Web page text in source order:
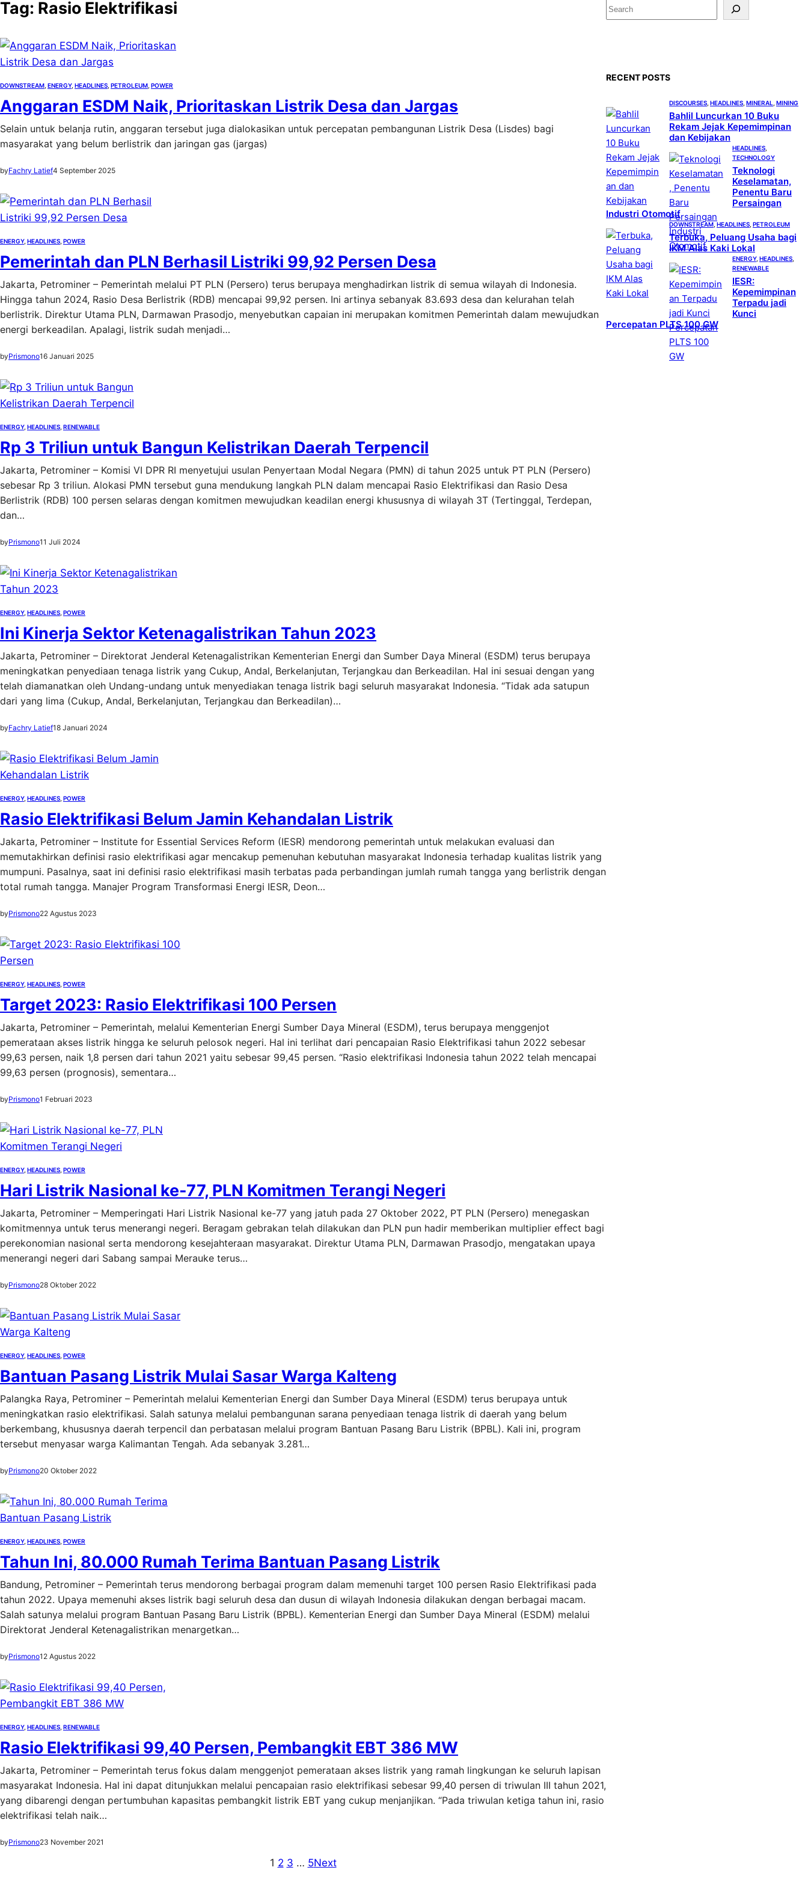
Tag: Rasio Elektrifikasi
DOWNSTREAM ENERGY, HEADLINES PETROLEUM POWER
Anggaran ESDM Naik, Prioritaskan Listrik Desa dan Jargas
Selain untuk belanja rutin, anggaran tersebut juga dialokasikan untuk percepatan pembangunan Listrik Desa (Lisdes) bagi
masyarakat yang belum berlistrik dan jaringan gas (jargas)
byFachry Latief4 September 2025
ENERGY, HEADLINES POWER
Pemerintah dan PLN Berhasil Listriki 99,92 Persen Desa
Jakarta, Petrominer – Pemerintah melalui PT PLN (Persero) terus berupaya menghadirkan listrik di semua wilayah di Indonesia.
Hingga tahun 2024, Rasio Desa Berlistrik (RDB) mencapai 99,92 persen. Ini artinya sebanyak 83.693 desa dan kelurahan telah
berlistrik. Direktur Utama PLN, Darmawan Prasodjo, menyebutkan capaian ini merupakan komitmen Pemerintah dalam mewujudkan
energi berkeadilan. Apalagi, listrik sudah menjadi…
byPrismono16 Januari 2025
ENERGY, HEADLINES RENEWABLE
Rp 3 Triliun untuk Bangun Kelistrikan Daerah Terpencil
Jakarta, Petrominer – Komisi VI DPR RI menyetujui usulan Penyertaan Modal Negara (PMN) di tahun 2025 untuk PT PLN (Persero)
sebesar Rp 3 triliun. Alokasi PMN tersebut guna mendukung langkah PLN dalam mencapai Rasio Elektrifikasi dan Rasio Desa
Berlistrik (RDB) 100 persen selaras dengan komitmen mewujudkan keadilan energi khususnya di wilayah 3T (Tertinggal, Terdepan,
dan…
byPrismono11 Juli 2024
ENERGY, HEADLINES POWER
Ini Kinerja Sektor Ketenagalistrikan Tahun 2023
Jakarta, Petrominer – Direktorat Jenderal Ketenagalistrikan Kementerian Energi dan Sumber Daya Mineral (ESDM) terus berupaya
meningkatkan penyediaan tenaga listrik yang Cukup, Andal, Berkelanjutan, Terjangkau dan Berkeadilan. Hal ini sesuai dengan yang
telah diamanatkan oleh Undang-undang untuk menyediakan tenaga listrik bagi seluruh masyarakat Indonesia. “Tidak ada satupun
dari yang lima (Cukup, Andal, Berkelanjutan, Terjangkau dan Berkeadilan)…
byFachry Latief18 Januari 2024
ENERGY, HEADLINES POWER
Rasio Elektrifikasi Belum Jamin Kehandalan Listrik
Jakarta, Petrominer – Institute for Essential Services Reform (IESR) mendorong pemerintah untuk melakukan evaluasi dan
memutakhirkan definisi rasio elektrifikasi agar mencakup pemenuhan kebutuhan masyarakat Indonesia terhadap kualitas listrik yang
mumpuni. Pasalnya, saat ini definisi rasio elektrifikasi masih terbatas pada perbandingan jumlah rumah tangga yang berlistrik dengan
total rumah tangga. Manajer Program Transformasi Energi IESR, Deon…
byPrismono22 Agustus 2023
ENERGY, HEADLINES POWER
Target 2023: Rasio Elektrifikasi 100 Persen
Jakarta, Petrominer – Pemerintah, melalui Kementerian Energi Sumber Daya Mineral (ESDM), terus berupaya menggenjot
pemerataan akses listrik hingga ke seluruh pelosok negeri. Hal ini terlihat dari pencapaian Rasio Elektrifikasi tahun 2022 sebesar
99,63 persen, naik 1,8 persen dari tahun 2021 yaitu sebesar 99,45 persen. “Rasio elektrifikasi Indonesia tahun 2022 telah mencapai
99,63 persen (prognosis), sementara…
byPrismono1 Februari 2023
ENERGY, HEADLINES POWER
Hari Listrik Nasional ke-77, PLN Komitmen Terangi Negeri
Jakarta, Petrominer – Memperingati Hari Listrik Nasional ke-77 yang jatuh pada 27 Oktober 2022, PT PLN (Persero) menegaskan
komitmennya untuk terus menerangi negeri. Beragam gebrakan telah dilakukan dan PLN pun hadir memberikan multiplier effect bagi
perekonomian nasional serta mendorong kesejahteraan masyarakat. Direktur Utama PLN, Darmawan Prasodjo, mengatakan upaya
menerangi negeri dari Sabang sampai Merauke terus…
byPrismono28 Oktober 2022
ENERGY, HEADLINES POWER
Bantuan Pasang Listrik Mulai Sasar Warga Kalteng
Palangka Raya, Petrominer – Pemerintah melalui Kementerian Energi dan Sumber Daya Mineral (ESDM) terus berupaya untuk
meningkatkan rasio elektrifikasi. Salah satunya melalui pembangunan sarana penyediaan tenaga listrik di daerah yang belum
berkembang, khususnya daerah terpencil dan perbatasan melalui program Bantuan Pasang Baru Listrik (BPBL). Kali ini, program
tersebut menyasar warga Kalimantan Tengah. Ada sebanyak 3.281…
byPrismono20 Oktober 2022
ENERGY, HEADLINES POWER
Tahun Ini, 80.000 Rumah Terima Bantuan Pasang Listrik
Bandung, Petrominer – Pemerintah terus mendorong berbagai program dalam memenuhi target 100 persen Rasio Elektrifikasi pada
tahun 2022. Upaya memenuhi akses listrik bagi seluruh desa dan dusun di wilayah Indonesia dilakukan dengan berbagai macam.
Salah satunya melalui program Bantuan Pasang Baru Listrik (BPBL). Kementerian Energi dan Sumber Daya Mineral (ESDM) melalui
Direktorat Jenderal Ketenagalistrikan menargetkan…
byPrismono12 Agustus 2022
ENERGY, HEADLINES RENEWABLE
Rasio Elektrifikasi 99,40 Persen, Pembangkit EBT 386 MW
Jakarta, Petrominer – Pemerintah terus fokus dalam menggenjot pemerataan akses listrik yang ramah lingkungan ke seluruh lapisan
masyarakat Indonesia. Hal ini dapat ditunjukkan melalui pencapaian rasio elektrifikasi sebesar 99,40 persen di triwulan III tahun 2021,
yang dibarengi dengan pertumbuhan kapasitas pembangkit listrik EBT yang cukup menjanjikan. “Pada triwulan ketiga tahun ini, rasio
elektrifikasi telah naik…
byPrismono23 November 2021
1 2 3 … 5Next
S
e
RECENT POSTS
DISCOURSES HEADLINES MINERAL MINING
Bahlil Luncurkan 10 Buku
Rekam Jejak Kepemimpinan
dan Kebijakan
HEADLINES
TECHNOLOGY
Teknologi
Keselamatan,
Penentu Baru
Persaingan
Industri Otomotif
DOWNSTREAM HEADLINES PETROLEUM
Terbuka, Peluang Usaha bagi
IKM Alas Kaki Lokal
ENERGY, HEADLINES
RENEWABLE
IESR:
Kepemimpinan
Terpadu jadi
Kunci
Percepatan PLTS 100 GW